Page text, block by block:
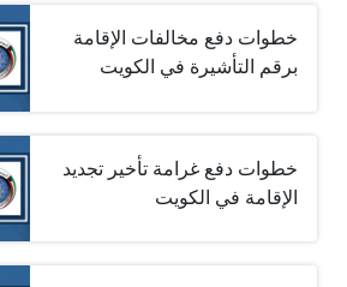
خطوات دفع مخالفات الإقامة
برقم التأشيرة في الكويت
خطوات دفع غرامة تأخير تجديد
الإقامة في الكويت